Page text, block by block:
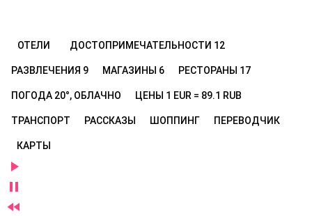
ОТЕЛИ ДОСТОПРИМЕЧАТЕЛЬНОСТИ 12
РАЗВЛЕЧЕНИЯ 9 МАГАЗИНЫ 6 РЕСТОРАНЫ 17
ПОГОДА 20°, ОБЛАЧНО ЦЕНЫ 1 EUR = 89.1 RUB
ТРАНСПОРТ РАССКАЗЫ ШОППИНГ ПЕРЕВОДЧИК
КАРТЫ


